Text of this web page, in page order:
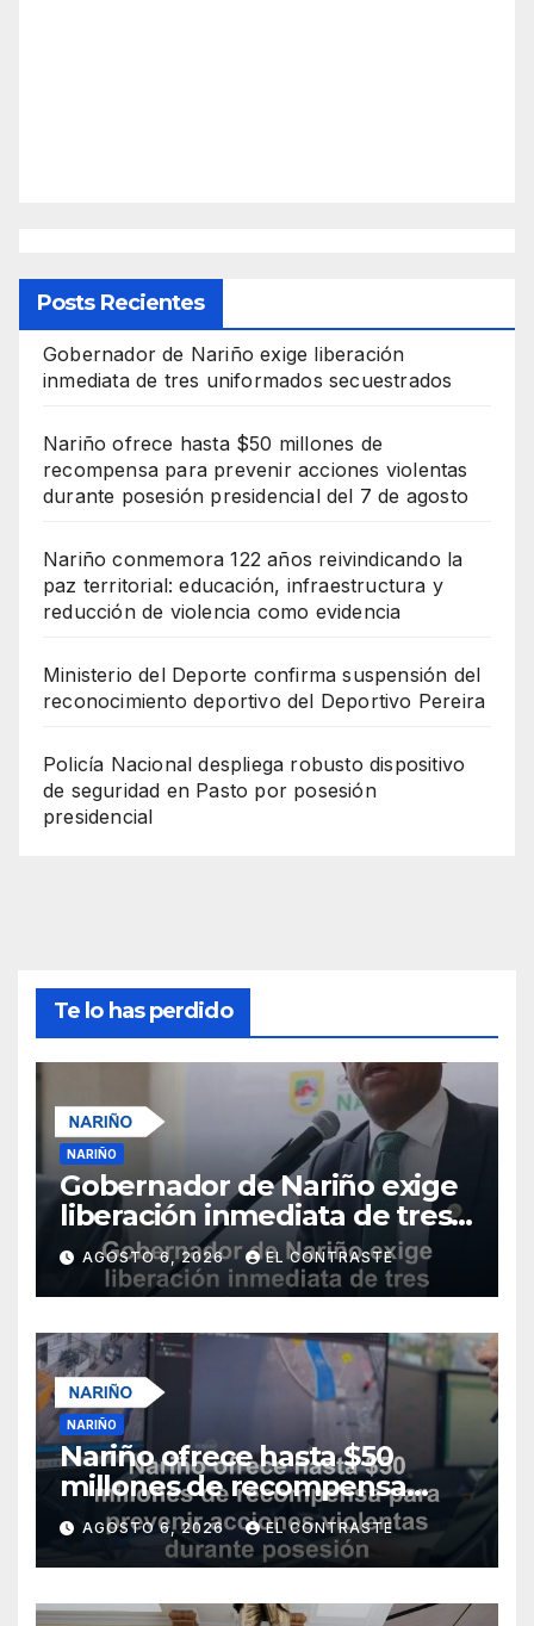
Posts Recientes
Gobernador de Nariño exige liberación
inmediata de tres uniformados secuestrados
Nariño ofrece hasta $50 millones de
recompensa para prevenir acciones violentas
durante posesión presidencial del 7 de agosto
Nariño conmemora 122 años reivindicando la
paz territorial: educación, infraestructura y
reducción de violencia como evidencia
Ministerio del Deporte confirma suspensión del
reconocimiento deportivo del Deportivo Pereira
Policía Nacional despliega robusto dispositivo
de seguridad en Pasto por posesión
presidencial
Te lo has perdido
NARIÑO
Gobernador de Nariño exige
liberación inmediata de tres
uniformados secuestrados
AGOSTO 6, 2026 EL CONTRASTE
NARIÑO
Nariño ofrece hasta $50
millones de recompensa
para prevenir acciones
violentas durante posesión
presidencial del 7 de agosto
AGOSTO 6, 2026 EL CONTRASTE